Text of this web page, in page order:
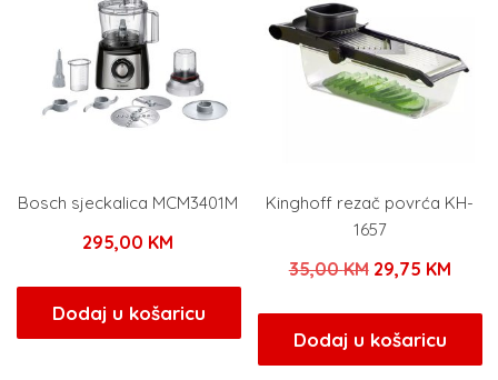
Bosch sjeckalica MCM3401M
295,00 KM
Dodaj u košaricu
Kinghoff rezač povrća KH-
1657
35,00KM Izvorna
bila
je:
29,75 KM
Dodaj u košaricu